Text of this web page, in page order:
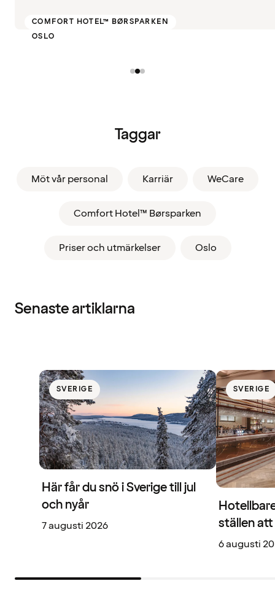
COMFORT HOTEL™ BØRSPARKEN
OSLO
Taggar
Möt vår personal Karriär WeCare
Comfort Hotel™ Børsparken
Priser och utmärkelser Oslo
Senaste artiklarna
SVERIGE
Här får du snö i Sverige till jul
och nyår
7 augusti 2026
SVERIGE
ställen
6 augusti